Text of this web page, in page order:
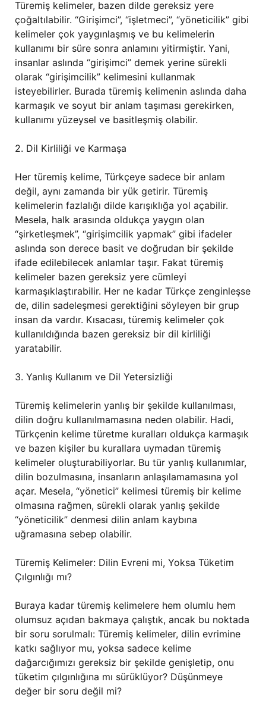
Türemiş kelimeler, bazen dilde gereksiz yere
çoğaltılabilir. “Girişimci”, “işletmeci”, “yöneticilik” gibi
kelimeler çok yaygınlaşmış ve bu kelimelerin
kullanımı bir süre sonra anlamını yitirmiştir. Yani,
insanlar aslında “girişimci” demek yerine sürekli
olarak “girişimcilik” kelimesini kullanmak
isteyebilirler. Burada türemiş kelimenin aslında daha
karmaşık ve soyut bir anlam taşıması gerekirken,
kullanımı yüzeysel ve basitleşmiş olabilir.
2. Dil Kirliliği ve Karmaşa
Her türemiş kelime, Türkçeye sadece bir anlam
değil, aynı zamanda bir yük getirir. Türemiş
kelimelerin fazlalığı dilde karışıklığa yol açabilir.
Mesela, halk arasında oldukça yaygın olan
“şirketleşmek”, “girişimcilik yapmak” gibi ifadeler
aslında son derece basit ve doğrudan bir şekilde
ifade edilebilecek anlamlar taşır. Fakat türemiş
kelimeler bazen gereksiz yere cümleyi
karmaşıklaştırabilir. Her ne kadar Türkçe zenginleşse
de, dilin sadeleşmesi gerektiğini söyleyen bir grup
insan da vardır. Kısacası, türemiş kelimeler çok
kullanıldığında bazen gereksiz bir dil kirliliği
yaratabilir.
3. Yanlış Kullanım ve Dil Yetersizliği
Türemiş kelimelerin yanlış bir şekilde kullanılması,
dilin doğru kullanılmamasına neden olabilir. Hadi,
Türkçenin kelime türetme kuralları oldukça karmaşık
ve bazen kişiler bu kurallara uymadan türemiş
kelimeler oluşturabiliyorlar. Bu tür yanlış kullanımlar,
dilin bozulmasına, insanların anlaşılamamasına yol
açar. Mesela, “yönetici” kelimesi türemiş bir kelime
olmasına rağmen, sürekli olarak yanlış şekilde
“yöneticilik” denmesi dilin anlam kaybına
uğramasına sebep olabilir.
Türemiş Kelimeler: Dilin Evreni mi, Yoksa Tüketim
Çılgınlığı mı?
Buraya kadar türemiş kelimelere hem olumlu hem
olumsuz açıdan bakmaya çalıştık, ancak bu noktada
bir soru sorulmalı: Türemiş kelimeler, dilin evrimine
katkı sağlıyor mu, yoksa sadece kelime
dağarcığımızı gereksiz bir şekilde genişletip, onu
tüketim çılgınlığına mı sürüklüyor? Düşünmeye
değer bir soru değil mi?